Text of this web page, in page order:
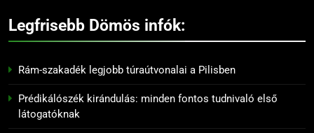
kirándulás: mit érdemes tudni
előtte
8
Prédikálószék túraútvonal:
KIRÁNDULÓKNAK- TURÁZÓKNAK
Legfrisebb Dömös infók:
Rám-szakadék legjobb túraútvonalai a Pilisben
Prédikálószék kirándulás: minden fontos tudnivaló első
látogatóknak